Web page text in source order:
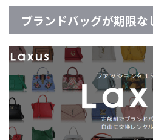
ブランドバッグが期限な